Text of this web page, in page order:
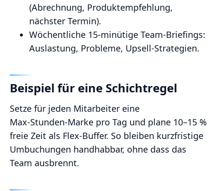
(Abrechnung, Produktempfehlung,
nächster Termin).
Wöchentliche 15‑minütige Team‑Briefings:
Auslastung, Probleme, Upsell‑Strategien.
Beispiel für eine Schichtregel
Setze für jeden Mitarbeiter eine
Max‑Stunden‑Marke pro Tag und plane 10–15 %
freie Zeit als Flex‑Buffer. So bleiben kurzfristige
Umbuchungen handhabbar, ohne dass das
Team ausbrennt.